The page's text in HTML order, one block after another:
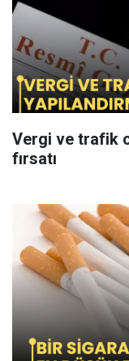
Vergi ve trafik
fırsatı